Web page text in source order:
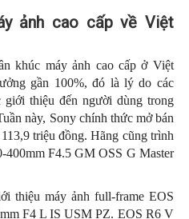
ảnh cao cấp về Việt
khúc máy ảnh cao cấp ở Việt
gần 100%, đó là lý do các
thiệu đến người dùng trong
này, Sony chính thức mở bán
triệu đồng. Hãng cũng trình
400mm F4.5 GM OSS G Master
thiệu máy ảnh full-frame EOS
F4 L IS USM PZ. EOS R6 V